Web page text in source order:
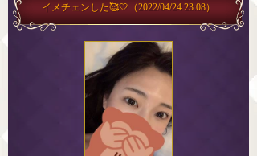
イメチェンした🥰🤍 （2022/04/24 23:08）